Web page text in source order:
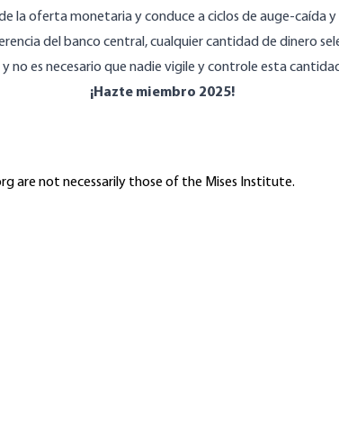
la oferta monetaria y conduce a ciclos de auge-caída
del banco central, cualquier cantidad de dinero
no es necesario que nadie vigile y controle esta
¡Hazte miembro 2025!
are not necessarily those of the Mises Institute.